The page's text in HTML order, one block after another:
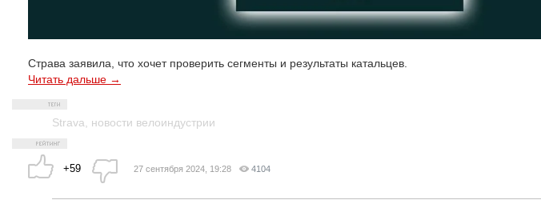
Страва заявила, что хочет проверить сегменты и результаты катальцев.
Читать дальше →
Strava новости велоиндустрии
+59 27 сентября 2024, 19:28 4104